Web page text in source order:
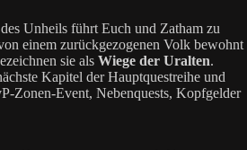
Unheils führt Euch und Zatham zu
einem zurückgezogenen Volk bewohnt
sie als Wiege der Uralten.
Kapitel der Hauptquestreihe und
Zonen-Event, Nebenquests, Kopfgelder